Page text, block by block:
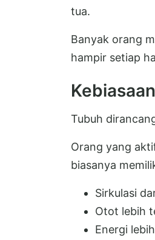
tua.
Banyak orang
hampir setiap
Tubuh
Orang yang
biasanya
Sirkulasi
Otot lebih
Energi